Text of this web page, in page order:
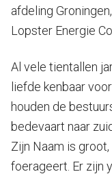
afdeling
Lopster Energie
Al vele tientallen
liefde kenbaar
houden de
bedevaart naar
Zijn Naam is
foerageert. Er zijn